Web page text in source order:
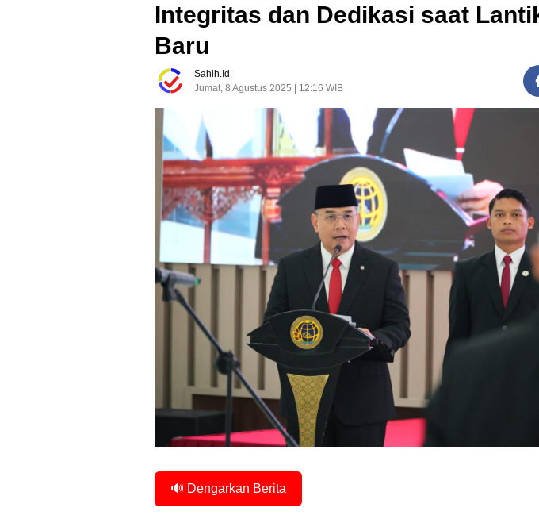
Integritas dan Dedikasi saat
Baru
Sahih.id
Jumat, 8 Agustus 2025 | 12:16 WIB
🔊 Dengarkan Berita